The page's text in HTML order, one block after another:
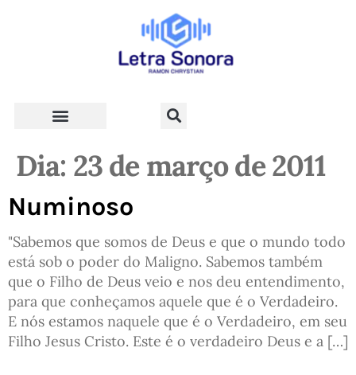
Dia: 23 de março de 2011
Numinoso
"Sabemos que somos de Deus e que o mundo todo
está sob o poder do Maligno. Sabemos também
que o Filho de Deus veio e nos deu entendimento,
para que conheçamos aquele que é o Verdadeiro.
E nós estamos naquele que é o Verdadeiro, em seu
Filho Jesus Cristo. Este é o verdadeiro Deus e a […]